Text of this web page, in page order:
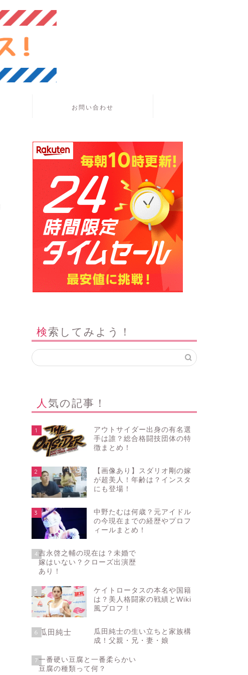
お問い合わせ
検索してみよう！
人気の記事！
1
アウトサイダー出身の有名選
手は誰？総合格闘技団体の特
徴まとめ！
2
【画像あり】スダリオ剛の嫁
が超美人！年齢は？インスタ
にも登場！
3
中野たむは何歳？元アイドル
の今現在までの経歴やプロフ
ィールまとめ！
4吉永啓之輔の現在は？未婚で
嫁はいない？クローズ出演歴
あり！
5
ケイトロータスの本名や国籍
は？美人格闘家の戦績とWiki
風プロフ！
6
瓜田純士の生い立ちと家族構
成！父親・兄・妻・娘
7一番硬い豆腐と一番柔らかい
豆腐の種類って何？